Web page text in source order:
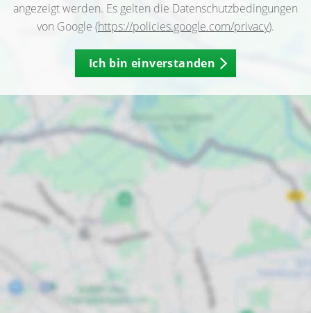
angezeigt werden. Es gelten die Datenschutzbedingungen
von Google (https://policies.google.com/privacy).
Ich bin einverstanden